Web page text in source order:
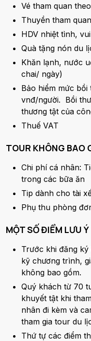
Vé tham quan
Thuyền tham
HDV nhiệt tình,
Quà tặng nón du
Khăn lạnh, nước
chai/ ngày)
Bảo hiểm mức
vnđ/người. Bồi
thương tật của
Thuế VAT
TOUR KHÔNG BAO
Chi phí cá nhân:
trong các bữa ăn
Tip dành cho tài
Phụ thu phòng
MỘT SỐ ĐIỂM LƯU Ý
Trước khi đăng
kỹ chương trình,
không bao gồm.
Quý khách từ 70
khuyết tật khi
nhân đi kèm và
tham gia tour du
Thứ tự các điểm